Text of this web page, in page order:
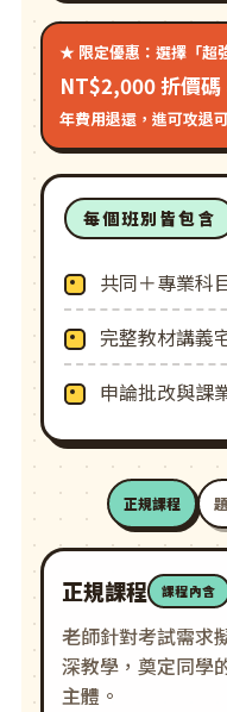
★ 限定優惠：選擇「超
NT$2,000 折價碼
年費用退還，進可攻退
每個班別皆包含
共同＋專業科
完整教材講義
申論批改與課
正規課程
正規課程 課程內含
老師針對考試需求
深教學，奠定同學
主體。